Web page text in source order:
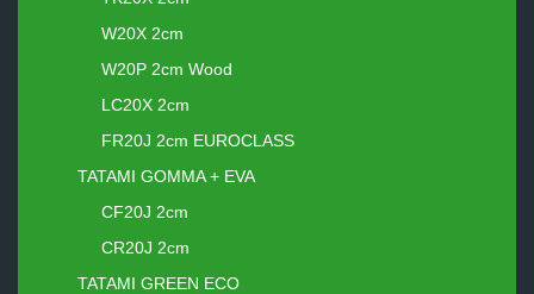
W20X 2cm
W20P 2cm Wood
LC20X 2cm
FR20J 2cm EUROCLASS
TATAMI GOMMA + EVA
CF20J 2cm
CR20J 2cm
TATAMI GREEN ECO